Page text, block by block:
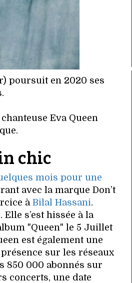
poursuit en 2020 ses
Eva Queen
chic
mois pour une
avec la marque Don’t
àBilal Hassani.
s’est hissée à la
"Queen" le 5 Juillet
est également une
sur les réseaux
850 000 abonnés sur
concerts, une date